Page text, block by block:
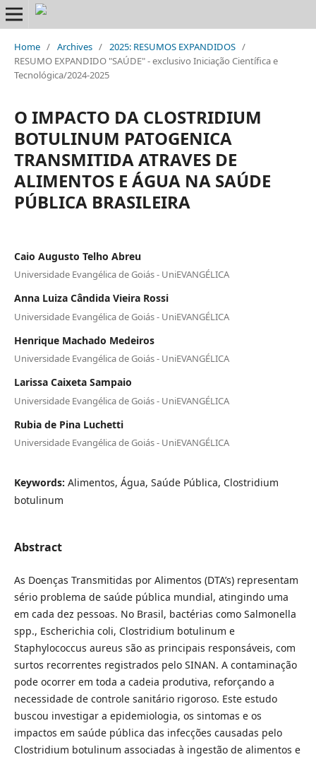
Home / Archives / 2025: RESUMOS EXPANDIDOS /
RESUMO EXPANDIDO "SAÚDE" - exclusivo Iniciação Científica e
Tecnológica/2024-2025
O IMPACTO DA CLOSTRIDIUM
BOTULINUM PATOGENICA
TRANSMITIDA ATRAVES DE
ALIMENTOS E ÁGUA NA SAÚDE
PÚBLICA BRASILEIRA
Caio Augusto Telho Abreu
Universidade Evangélica de Goiás - UniEVANGÉLICA
Anna Luiza Cândida Vieira Rossi
Universidade Evangélica de Goiás - UniEVANGÉLICA
Henrique Machado Medeiros
Universidade Evangélica de Goiás - UniEVANGÉLICA
Larissa Caixeta Sampaio
Universidade Evangélica de Goiás - UniEVANGÉLICA
Rubia de Pina Luchetti
Universidade Evangélica de Goiás - UniEVANGÉLICA
Keywords: Alimentos, Água, Saúde Pública, Clostridium
botulinum
Abstract
As Doenças Transmitidas por Alimentos (DTA’s) representam
sério problema de saúde pública mundial, atingindo uma
em cada dez pessoas. No Brasil, bactérias como Salmonella
spp., Escherichia coli, Clostridium botulinum e
Staphylococcus aureus são as principais responsáveis, com
surtos recorrentes registrados pelo SINAN. A contaminação
pode ocorrer em toda a cadeia produtiva, reforçando a
necessidade de controle sanitário rigoroso. Este estudo
buscou investigar a epidemiologia, os sintomas e os
impactos em saúde pública das infecções causadas pelo
Clostridium botulinum associadas à ingestão de alimentos e